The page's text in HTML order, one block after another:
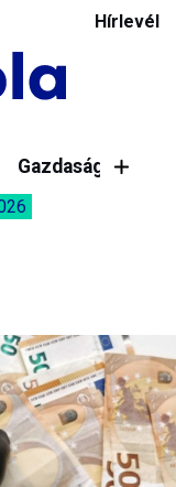
Hírlevél
Gazdaság